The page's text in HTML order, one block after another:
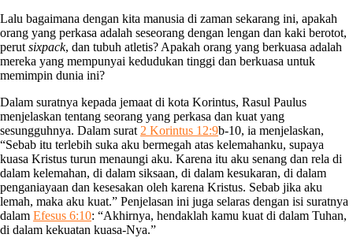
Lalu bagaimana dengan kita manusia di zaman sekarang ini, apakah
orang yang perkasa adalah seseorang dengan lengan dan kaki berotot,
perut sixpack, dan tubuh atletis? Apakah orang yang berkuasa adalah
mereka yang mempunyai kedudukan tinggi dan berkuasa untuk
memimpin dunia ini?
Dalam suratnya kepada jemaat di kota Korintus, Rasul Paulus
menjelaskan tentang seorang yang perkasa dan kuat yang
sesungguhnya. Dalam surat 2 Korintus 12:9b-10, ia menjelaskan,
“Sebab itu terlebih suka aku bermegah atas kelemahanku, supaya
kuasa Kristus turun menaungi aku. Karena itu aku senang dan rela di
dalam kelemahan, di dalam siksaan, di dalam kesukaran, di dalam
penganiayaan dan kesesakan oleh karena Kristus. Sebab jika aku
lemah, maka aku kuat.” Penjelasan ini juga selaras dengan isi suratnya
dalam Efesus 6:10: “Akhirnya, hendaklah kamu kuat di dalam Tuhan,
di dalam kekuatan kuasa-Nya.”